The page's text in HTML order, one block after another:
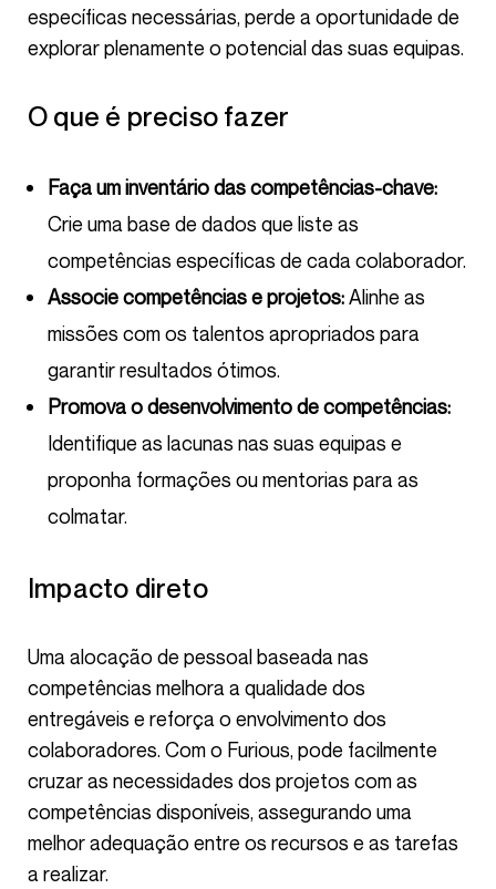
específicas necessárias, perde a oportunidade de
explorar plenamente o potencial das suas equipas.
O que é preciso fazer
Faça um inventário das competências-chave:
Crie uma base de dados que liste as
competências específicas de cada colaborador.
Associe competências e projetos:Alinhe as
missões com os talentos apropriados para
garantir resultados ótimos.
Promova o desenvolvimento de competências:
Identifique as lacunas nas suas equipas e
proponha formações ou mentorias para as
colmatar.
Impacto direto
Uma alocação de pessoal baseada nas
competências melhora a qualidade dos
entregáveis e reforça o envolvimento dos
colaboradores. Com o Furious, pode facilmente
cruzar as necessidades dos projetos com as
competências disponíveis, assegurando uma
melhor adequação entre os recursos e as tarefas
a realizar.